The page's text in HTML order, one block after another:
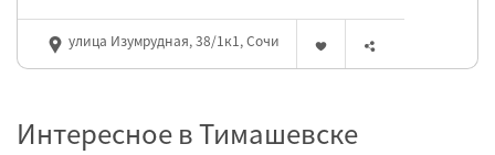
улица Изумрудная, 38/1к1, Сочи
Интересное в Тимашевске